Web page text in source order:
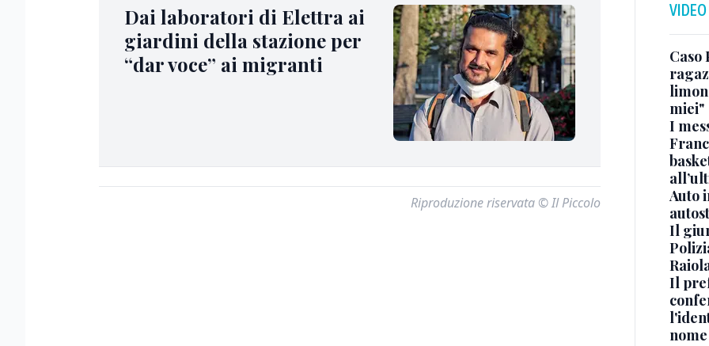
Dai laboratori di Elettra ai
giardini della stazione per
“dar voce” ai migranti
Riproduzione riservata © Il Piccolo
VIDEO
Caso
miei"
I
Auto
Il
Il
nome